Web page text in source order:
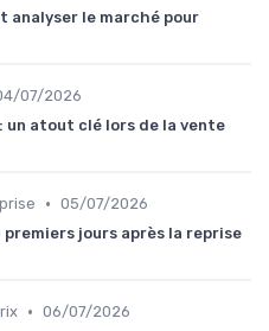
analyser le marché pour
07/2026
un atout clé lors de la vente
• 05/07/2026
premiers jours après la reprise
• 06/07/2026